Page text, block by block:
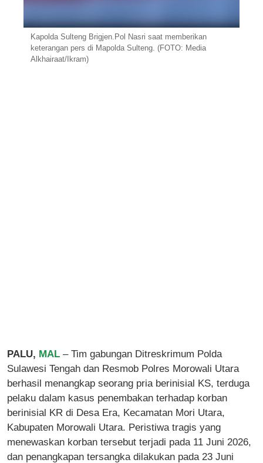
Kapolda Sulteng Brigjen.Pol Nasri saat memberikan
keterangan pers di Mapolda Sulteng. (FOTO: Media
Alkhairaat/Ikram)
PALU, MAL – Tim gabungan Ditreskrimum Polda
Sulawesi Tengah dan Resmob Polres Morowali Utara
berhasil menangkap seorang pria berinisial KS, terduga
pelaku dalam kasus penembakan terhadap korban
berinisial KR di Desa Era, Kecamatan Mori Utara,
Kabupaten Morowali Utara. Peristiwa tragis yang
menewaskan korban tersebut terjadi pada 11 Juni 2026,
dan penangkapan tersangka dilakukan pada 23 Juni